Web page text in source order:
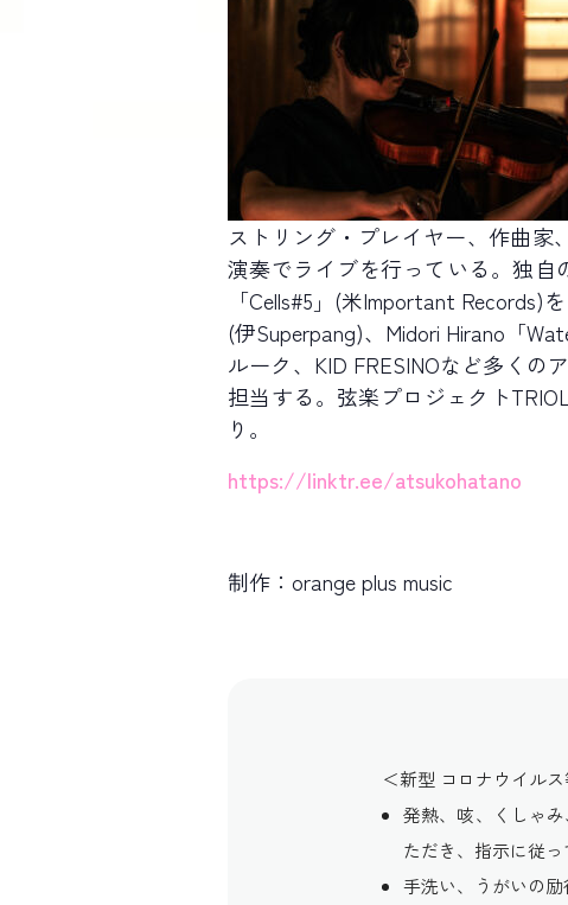
ストリング・プレイヤー、作曲家
演奏でライブを行っている。独自
「Cells#5」(米Important Records)
(伊Superpang)、Midori Hirano「
ルーク、KID FRESINOなど多く
担当する。弦楽プロジェクト
り。
https://linktr.ee/atsukohatano
制作：orange plus music
＜新型 コロナウイル
発熱、咳、くしゃ
ただき、指示に従っ
手洗い、うがいの励